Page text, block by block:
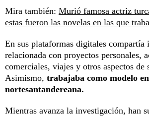
Mira también: Murió famosa actriz
estas fueron las novelas en las que
En sus plataformas digitales compartía
relacionada con proyectos personales,
comerciales, viajes y otros aspectos de
Asimismo, trabajaba como modelo
nortesantandereana.
Mientras avanza la investigación, han